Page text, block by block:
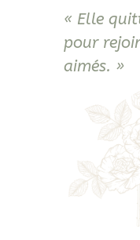
« Elle
pour
aimés. »